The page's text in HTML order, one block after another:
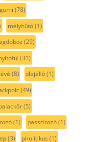
(78)
mélyhűtő(1)
(29)
(31)
(8) olajálló(1)
(49)
(5)
(1) passzírozó(1)
(3) pirolitikus (1)